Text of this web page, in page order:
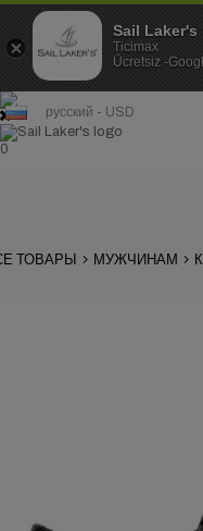
русский - USD
0
ТОВАРЫ МУЖЧИНАМ
Sail Laker's
Ticimax
Ücretsiz -